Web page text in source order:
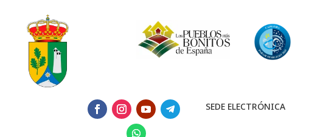
SEDE ELECTRÓNICA